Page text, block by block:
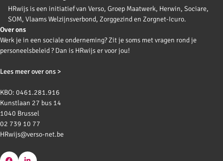
HRwijs is een initiatief van Verso, Groep Maatwerk, Herwin, Sociare,
SOM, Vlaams Welzijnsverbond, Zorggezind en Zorgnet-Icuro.
Over ons
Werk je in een sociale onderneming? Zit je soms met vragen rond je
personeelsbeleid ? Dan is HRwijs er voor jou!
Lees meer over ons >
KBO: 0461.281.916
Kunstlaan 27 bus 14
1040 Brussel
02 739 10 77
HRwijs@verso-net.be